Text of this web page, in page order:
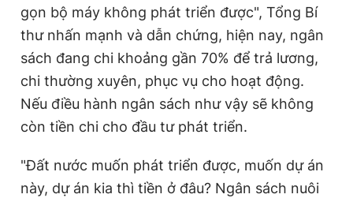
gọn bộ máy không phát triển được", Tổng Bí
thư nhấn mạnh và dẫn chứng, hiện nay, ngân
sách đang chi khoảng gần 70% để trả lương,
chi thường xuyên, phục vụ cho hoạt động.
Nếu điều hành ngân sách như vậy sẽ không
còn tiền chi cho đầu tư phát triển.
"Đất nước muốn phát triển được, muốn dự án
này, dự án kia thì tiền ở đâu? Ngân sách nuôi